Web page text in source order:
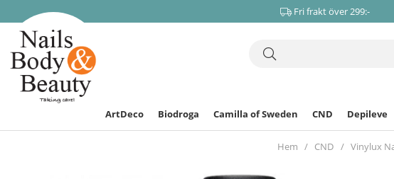
Fri frakt över 299:-
ArtDeco Biodroga Camilla of Sweden CND Depileve
Hem CND Vinylux